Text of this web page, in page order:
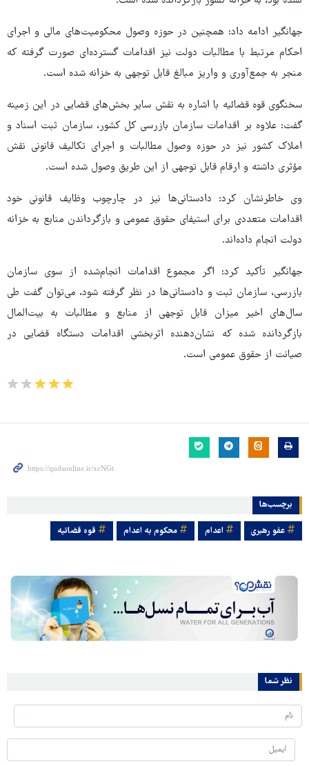
جهانگیر ادامه داد: همچنین در حوزه وصول محکومیت‌های مالی و اجرای
احکام مرتبط با مطالبات دولت نیز اقدامات گسترده‌ای صورت گرفته که
منجر به جمع‌آوری و واریز مبالغ قابل توجهی به خزانه شده است.
سخنگوی قوه قضائیه با اشاره به نقش سایر بخش‌های قضایی در این زمینه
گفت: علاوه بر اقدامات سازمان بازرسی کل کشور، سازمان ثبت اسناد و
املاک کشور نیز در حوزه وصول مطالبات و اجرای تکالیف قانونی نقش
مؤثری داشته و ارقام قابل توجهی از این طریق وصول شده است.
وی خاطرنشان کرد: دادستانی‌ها نیز در چارچوب وظایف قانونی خود
اقدامات متعددی برای استیفای حقوق عمومی و بازگرداندن منابع به خزانه
دولت انجام داده‌اند.
جهانگیر تأکید کرد: اگر مجموع اقدامات انجام‌شده از سوی سازمان
بازرسی، سازمان ثبت و دادستانی‌ها در نظر گرفته شود، می‌توان گفت طی
سال‌های اخیر میزان قابل توجهی از منابع و مطالبات به بیت‌المال
بازگردانده شده که نشان‌دهنده اثربخشی اقدامات دستگاه قضایی در
صیانت از حقوق عمومی است.
برچسب‌ها
عفو رهبری اعدام محکوم به اعدام قوه قضائیه
نظر شما